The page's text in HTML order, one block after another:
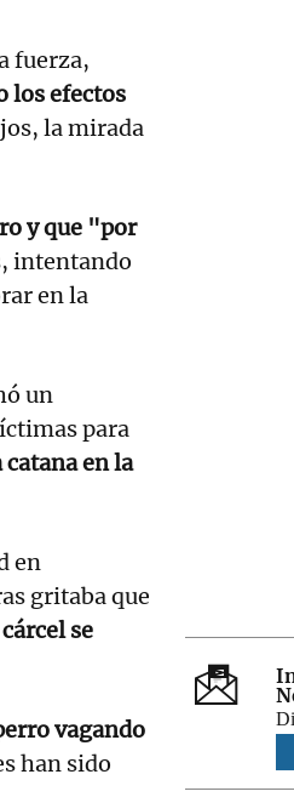
fuerza,
los efectos
la mirada
y que "por
intentando
en la
un
para
en la
en
gritaba que
se
vagando
han sido